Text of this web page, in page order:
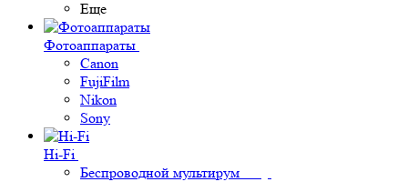
Еще
Фотоаппараты
Canon
FujiFilm
Nikon
Sony
Hi-Fi
Беспроводной мультирум